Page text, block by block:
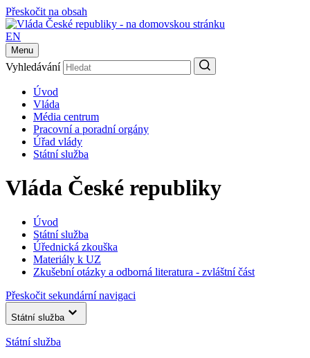
Přeskočit na obsah
EN
Menu
Vyhledávání
Úvod
Vláda
Média centrum
Pracovní a poradní orgány
Úřad vlády
Státní služba
Vláda České republiky
Úvod
Státní služba
Úřednická zkouška
Materiály k UZ
Zkušební otázky a odborná literatura - zvláštní část
Přeskočit sekundární navigaci
Státní služba
Státní služba